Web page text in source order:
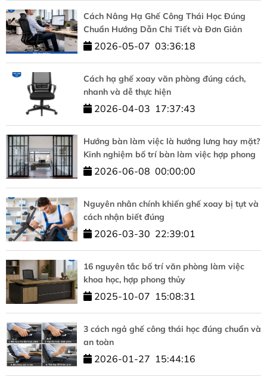
Cách Nâng Hạ Ghế Công Thái Học Đúng
Chuẩn Hướng Dẫn Chi Tiết và Đơn Giản
2026-05-07 03:36:18
Cách hạ ghế xoay văn phòng đúng cách,
nhanh và dễ thực hiện
2026-04-03 17:37:43
Hướng bàn làm việc là hướng lưng hay mặt?
Kinh nghiệm bố trí bàn làm việc hợp phong
thủy2026-06-08 00:00:00
Nguyên nhân chính khiến ghế xoay bị tụt và
cách nhận biết đúng
2026-03-30 22:39:01
16 nguyên tắc bố trí văn phòng làm việc
khoa học, hợp phong thủy
2025-10-07 15:08:31
3 cách ngả ghế công thái học đúng chuẩn và
an toàn
2026-01-27 15:44:16